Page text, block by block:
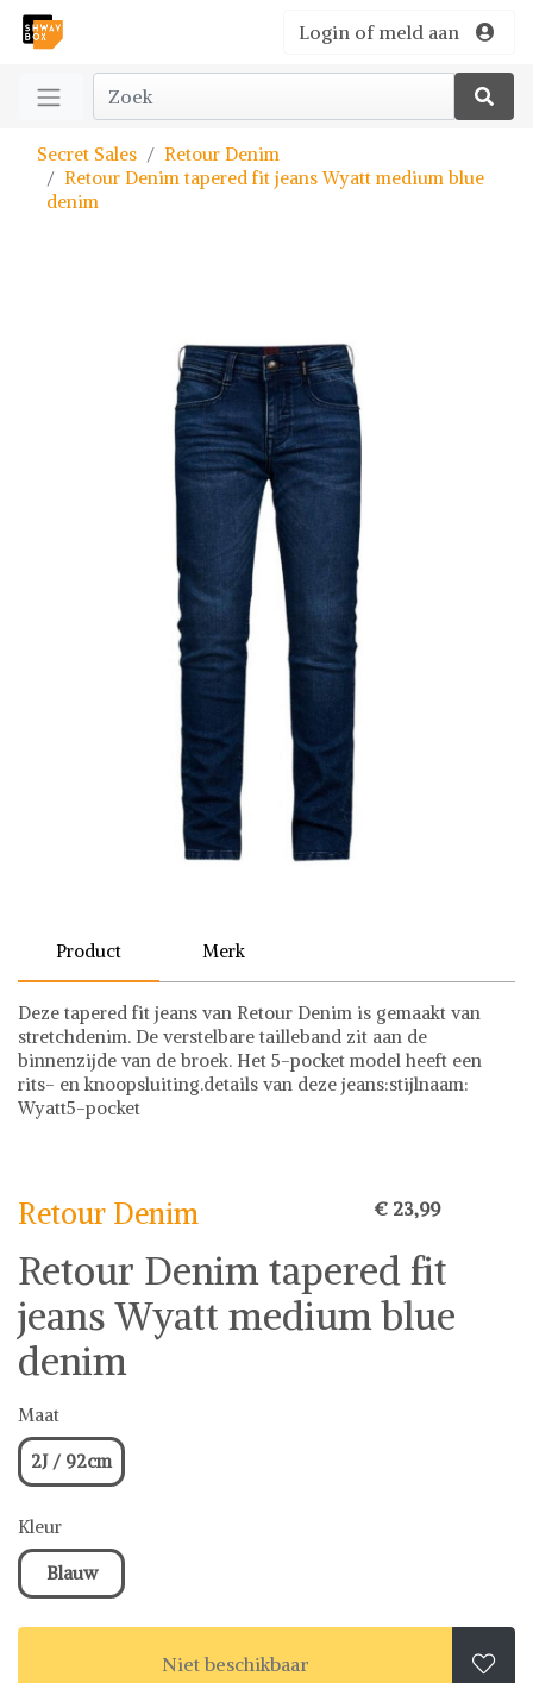
Login of meld aan
Secret Sales
Retour Denim
Retour Denim tapered fit jeans Wyatt medium blue
denim
Product Merk
Deze tapered fit jeans van Retour Denim is gemaakt van
stretchdenim. De verstelbare tailleband zit aan de
binnenzijde van de broek. Het 5-pocket model heeft een
rits- en knoopsluiting.details van deze jeans:stijlnaam:
Wyatt5-pocket
Retour Denim € 23,99
Retour Denim tapered fit
jeans Wyatt medium blue
denim
Maat
2J / 92cm
Kleur
Blauw
Niet beschikbaar 